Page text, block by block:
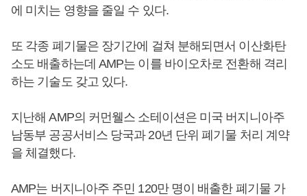
에 미치는 영향을 줄일 수 있다.
또 각종 폐기물은 장기간에 걸쳐 분해되면서 이산화탄
소도 배출하는데 AMP는 이를 바이오차로 전환해 격리
하는 기술도 갖고 있다.
지난해 AMP의 커먼웰스 소테이션은 미국 버지니아주
남동부 공공서비스 당국과 20년 단위 폐기물 처리 계약
을 체결했다.
AMP는 버지니아주 주민 120만 명이 배출한 폐기물 가